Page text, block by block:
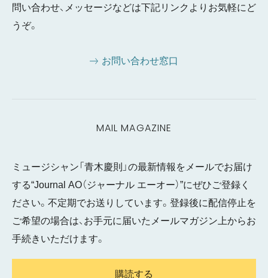
問い合わせ、メッセージなどは下記リンクよりお気軽にど
うぞ。
お問い合わせ窓口
MAIL MAGAZINE
ミュージシャン「青木慶則」の最新情報をメールでお届け
する“Journal AO（ジャーナル エーオー）”にぜひご登録く
ださい。不定期でお送りしています。登録後に配信停止を
ご希望の場合は、お手元に届いたメールマガジン上からお
手続きいただけます。
購読する